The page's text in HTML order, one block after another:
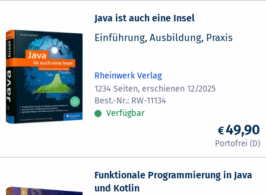
Java ist auch eine Insel
Einführung, Ausbildung, Praxis
Rheinwerk Verlag
1234 Seiten, erschienen 12/2025
RW-11134
Verfügbar
49,90
Funktionale Programmierung in Java
und Kotlin